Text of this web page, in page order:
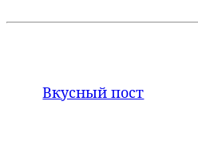
Вкусный пост